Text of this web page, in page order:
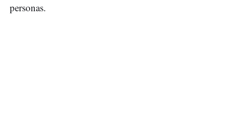
personas.